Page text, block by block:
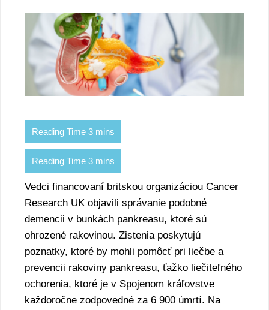
Vedci financovaní britskou organizáciou Cancer
Research UK objavili správanie podobné
demencii v bunkách pankreasu, ktoré sú
ohrozené rakovinou. Zistenia poskytujú
poznatky, ktoré by mohli pomôcť pri liečbe a
prevencii rakoviny pankreasu, ťažko liečiteľného
ochorenia, ktoré je v Spojenom kráľovstve
každoročne zodpovedné za 6 900 úmrtí. Na